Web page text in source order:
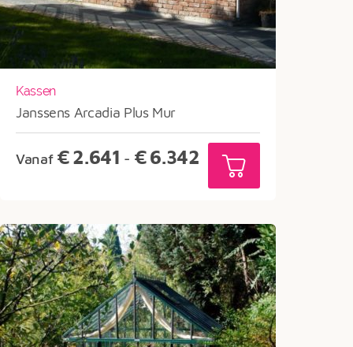
Kassen
Janssens Arcadia Plus Mur
Vanaf €2.641 - €6.342 Prijsklasse:
€2.641